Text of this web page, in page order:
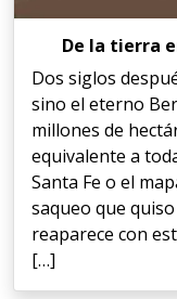
De la tierra
Dos siglos
sino el eterno
millones de
equivalente a
Santa Fe o el
saqueo que
reaparece con
[…]